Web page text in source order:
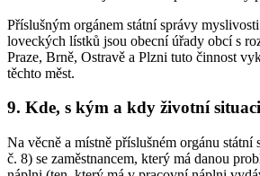
Příslušným orgánem státní správy
loveckých lístků jsou obecní úřady obcí s
Praze, Brně, Ostravě a Plzni tuto činnost
těchto měst.
9. Kde, s kým a kdy životní
Na věcně a místně příslušném orgánu
č. 8) se zaměstnancem, který má danou